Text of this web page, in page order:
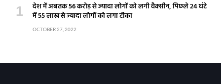
देश में अबतक 56 करोड़ से ज्यादा लोगों को लगी वैक्सीन, पिछले 24 घंटे
में 55 लाख से ज्यादा लोगों को लगा टीका
OCTOBER 27, 2022